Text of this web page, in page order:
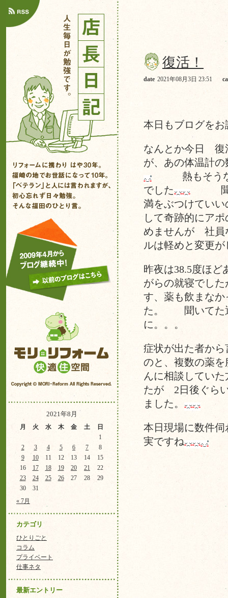
2021年8月
月 火 水 木 金 土 日
« 7月
1
2
3 4 5 6 7
8
9
10 11 12 13 14
15
16
17 18 19 20 21
22
23
24 25 26 27 28
29
30
31
カテゴリ
ひとりごと
コラム
プライベート
仕事ネタ
最新エントリー
復活！
date 2021年08月3日 23:51
本日もブログを
なんとか今日 復
が、あの体温計
熱もそうなん
でした
聞い
満をぶつけてい
して奇跡的にア
めませんが 社員
ルは軽めと変更
昨夜は38.5度ほ
がらの就寝でし
す、薬も飲まな
た。 聞いてた通
に。。。
症状が出た者か
のと、複数の薬
んに相談してい
たが 2日後ぐら
ました。
本日現場に数件
実ですね